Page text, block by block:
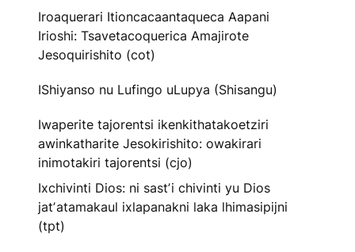
Iroaquerari Itioncacaantaqueca Aapani
Irioshi: Tsavetacoquerica Amajirote
Jesoquirishito (cot)
IShiyanso nu Lufingo uLupya (Shisangu)
Iwaperite tajorentsi ikenkithatakoetziri
awinkatharite Jesokirishito: owakirari
inimotakiri tajorentsi (cjo)
Ixchivinti Dios: ni sastʼi chivinti yu Dios
jatʼatamakaul ixlapanakni laka lhimasipijni
(tpt)